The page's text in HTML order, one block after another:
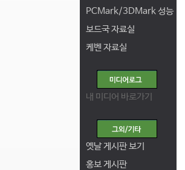
PCMark/3DMark 성능
보드국 자료실
케벤 자료실
내 미디어 바로가기
옛날 게시판 보기
홍보 게시판